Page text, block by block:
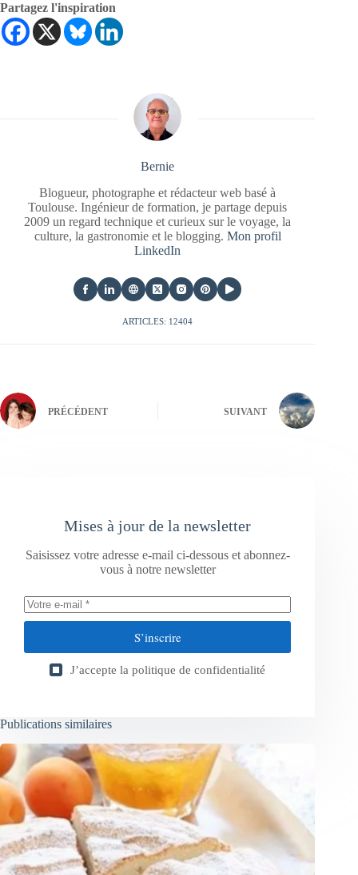
Partagez l'inspiration
Bernie
Blogueur, photographe et rédacteur web basé à
Toulouse. Ingénieur de formation, je partage depuis
2009 un regard technique et curieux sur le voyage, la
culture, la gastronomie et le blogging. Mon profil
LinkedIn
ARTICLES: 12404
PRÉCÉDENT SUIVANT
Mises à jour de la newsletter
Saisissez votre adresse e-mail ci-dessous et abonnez-
vous à notre newsletter
S’inscrire
J’accepte la politique de confidentialité
Publications similaires